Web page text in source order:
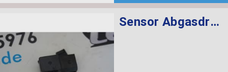
Sensor Abgasdruck